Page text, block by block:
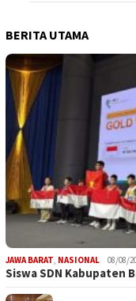
BERITA UTAMA
JAWA BARAT, NASIONAL 08/08/
Siswa SDN Kabupaten